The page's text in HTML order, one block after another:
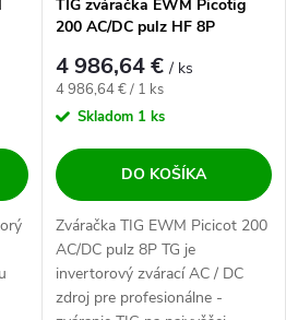
TIG zváračka EWM Picotig
200 AC/DC pulz HF 8P
4 986,64 €/ ks
Jednotková cena:
4 986,64 € / 1 ks
Skladom 1 ks
DO KOŠÍKA
Zváračka TIG EWM Picicot 200
AC/DC pulz 8P TG je
invertorový zvárací AC / DC
zdroj pre profesionálne -